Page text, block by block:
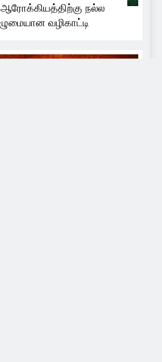
நல்ல
வழிகாட்டி